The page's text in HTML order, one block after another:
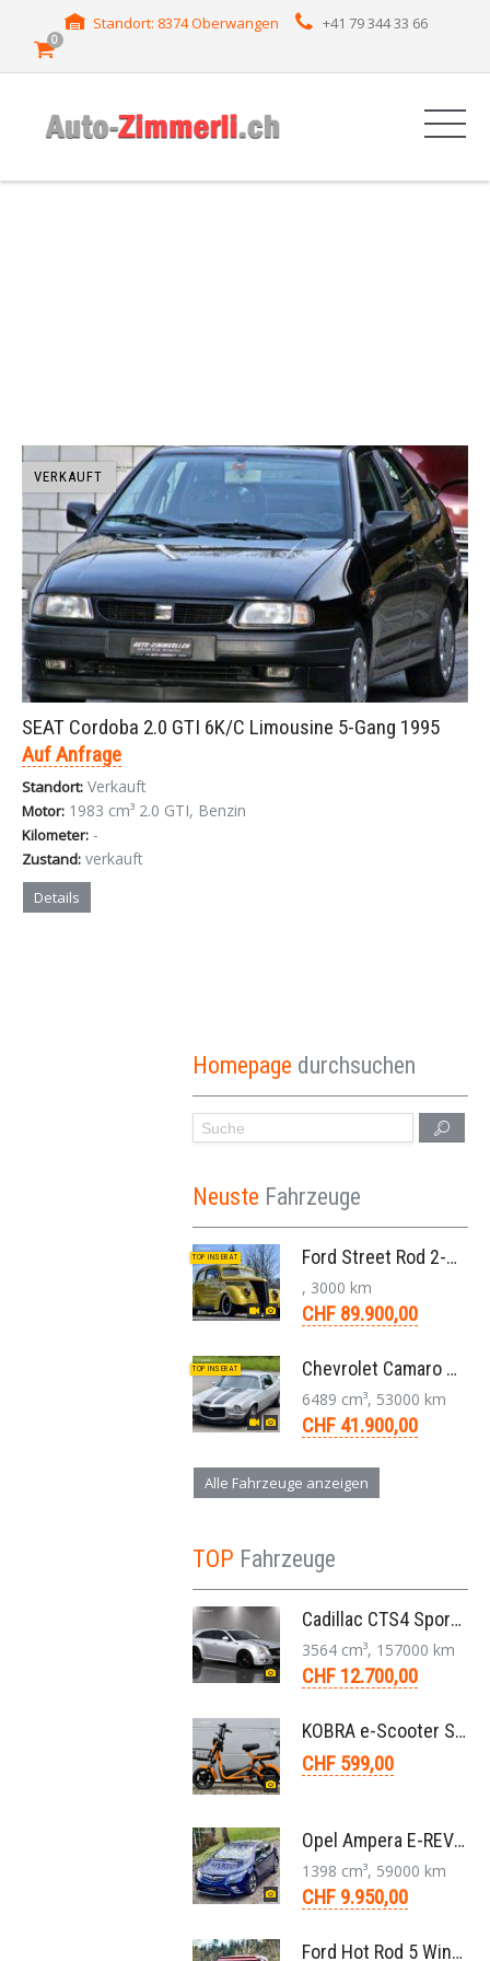
Standort: 8374 Oberwangen +41 79 344 33 66
0
VERKAUFT
SEAT Cordoba 2.0 GTI 6K/C Limousine 5-Gang 1995
Auf Anfrage
Standort: Verkauft
Motor: 1983 cm³ 2.0 GTI, Benzin
Kilometer: -
Zustand: verkauft
Details
Homepage durchsuchen
Neuste Fahrzeuge
TOP INSERAT Ford Street Rod 2-Door V8 Aut. 1937
, 3000 km
CHF 89.900,00
TOP INSERAT Chevrolet Camaro SS 396 LS3 Coupe Aut. 1971
6489 cm³, 53000 km
CHF 41.900,00
Alle Fahrzeuge anzeigen
TOP Fahrzeuge
Cadillac CTS4 Sport Wagon 3.6 V6 LLT AWD Aut. 2012
3564 cm³, 157000 km
CHF 12.700,00
KOBRA e-Scooter SG G60 240 Watt
CHF 599,00
Opel Ampera E-REV Plug-in-Hybrid Limousine 2012
1398 cm³, 59000 km
CHF 9.950,00
Ford Hot Rod 5 Window 283 V8 4-Gang 1929